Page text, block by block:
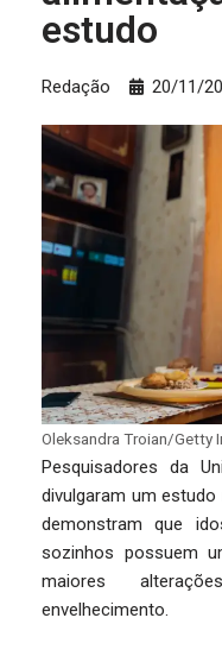
estudo
Redação 20/11/
Oleksandra Troian/Getty
Pesquisadores da
divulgaram um
demonstram que
sozinhos possuem
maiores
envelhecimento.